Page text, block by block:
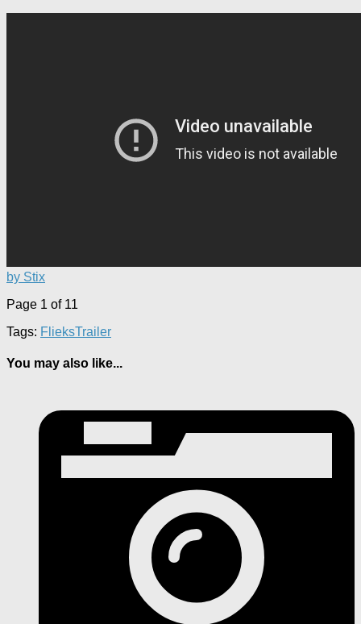
by Stix
Page 1 of 11
Tags: FlieksTrailer
You may also like...